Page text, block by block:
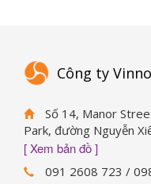
Công ty
Số 14, Manor
Park, đường Nguyễn
[ Xem bản đồ ]
091 2608 723 /